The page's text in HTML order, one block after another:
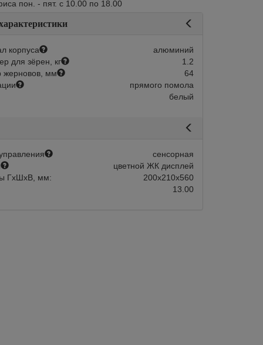
пон. - пят. с 10.00 по 18.00
корпуса
алюминий
для зёрен, кг
1.2
жерновов, мм
64
прямого помола
белый
сенсорная
цветной ЖК дисплей
ГхШхВ, мм:
200х210х560
13.00